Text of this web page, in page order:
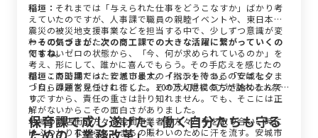
稲垣： それまでは「与えられた仕事をどうこなすか」ばかり考
えていたのですが、人事課で職員の親睦イベントや、東日本大
震災の被災地支援事業などを担当する中で、少しずつ意識が変
わっていきました。
何もないゼロの状態から、「今、何が求められているのか」を
考え、形にして、誰かに喜んでもらう。その手応えを感じたの
が、この時期だったと思います。「指示を待つ」のではなく
「自ら課題を見つけに行く」。その大切さに気づき始めたんで
す。
ーその気づきが、次の商工課での大きな活躍に繋がっていくの
ですね。
稲垣：商工課では、安城市最大のイベントである「安城七夕ま
つり」の運営を任されました。100万人規模の方が訪れるお祭
りですから、責任の重さは計り知れません。でも、そこには正
解がないからこその面白さがありました。
地域の商店街の方々や民間事業者の方々と手を取り合い、時に
はぶつかりながらも、まちの賑わいのために汗を流す。安城市
保育課で成し遂げた、働く自分たちも守る
ための「業務改革」